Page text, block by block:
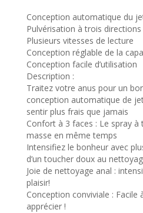
Conception automatique du
Pulvérisation à trois directions
Plusieurs vitesses de lecture
Conception réglable de la
Conception facile d’utilisation
Description :
Traitez votre anus pour un
conception automatique de
sentir plus frais que jamais
Confort à 3 faces : Le spray
masse en même temps
Intensifiez le bonheur avec
d’un toucher doux au
Joie de nettoyage anal :
plaisir!
Conception conviviale : Facile
apprécier !